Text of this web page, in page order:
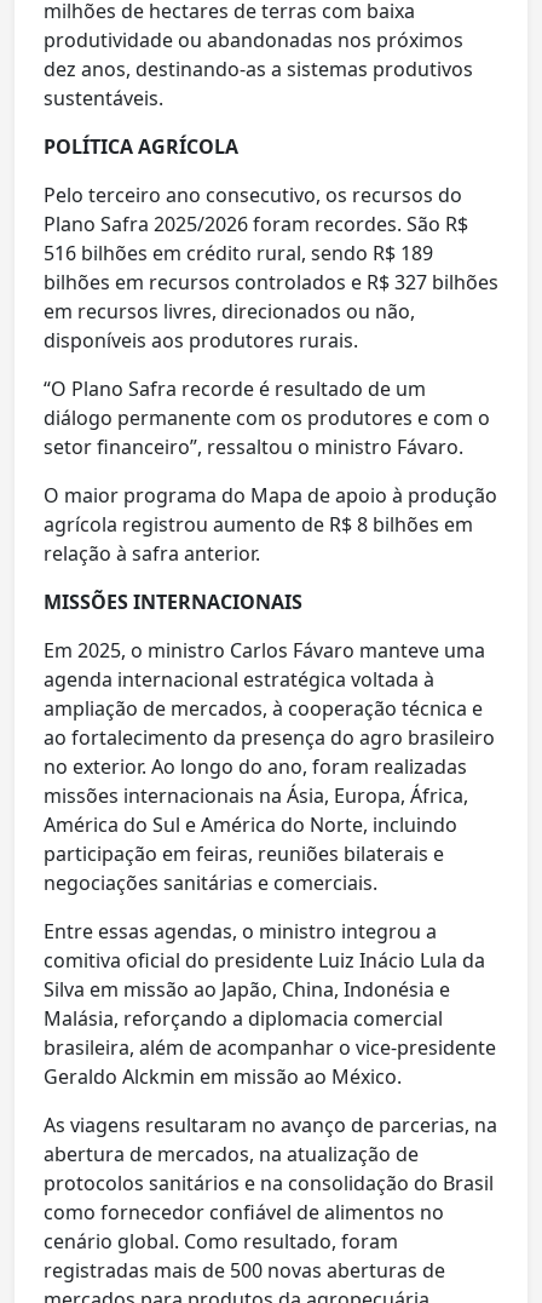
milhões de hectares de terras com baixa
produtividade ou abandonadas nos próximos
dez anos, destinando-as a sistemas produtivos
sustentáveis.
POLÍTICA AGRÍCOLA
Pelo terceiro ano consecutivo, os recursos do
Plano Safra 2025/2026 foram recordes. São R$
516 bilhões em crédito rural, sendo R$ 189
bilhões em recursos controlados e R$ 327 bilhões
em recursos livres, direcionados ou não,
disponíveis aos produtores rurais.
“O Plano Safra recorde é resultado de um
diálogo permanente com os produtores e com o
setor financeiro”, ressaltou o ministro Fávaro.
O maior programa do Mapa de apoio à produção
agrícola registrou aumento de R$ 8 bilhões em
relação à safra anterior.
MISSÕES INTERNACIONAIS
Em 2025, o ministro Carlos Fávaro manteve uma
agenda internacional estratégica voltada à
ampliação de mercados, à cooperação técnica e
ao fortalecimento da presença do agro brasileiro
no exterior. Ao longo do ano, foram realizadas
missões internacionais na Ásia, Europa, África,
América do Sul e América do Norte, incluindo
participação em feiras, reuniões bilaterais e
negociações sanitárias e comerciais.
Entre essas agendas, o ministro integrou a
comitiva oficial do presidente Luiz Inácio Lula da
Silva em missão ao Japão, China, Indonésia e
Malásia, reforçando a diplomacia comercial
brasileira, além de acompanhar o vice-presidente
Geraldo Alckmin em missão ao México.
As viagens resultaram no avanço de parcerias, na
abertura de mercados, na atualização de
protocolos sanitários e na consolidação do Brasil
como fornecedor confiável de alimentos no
cenário global. Como resultado, foram
registradas mais de 500 novas aberturas de